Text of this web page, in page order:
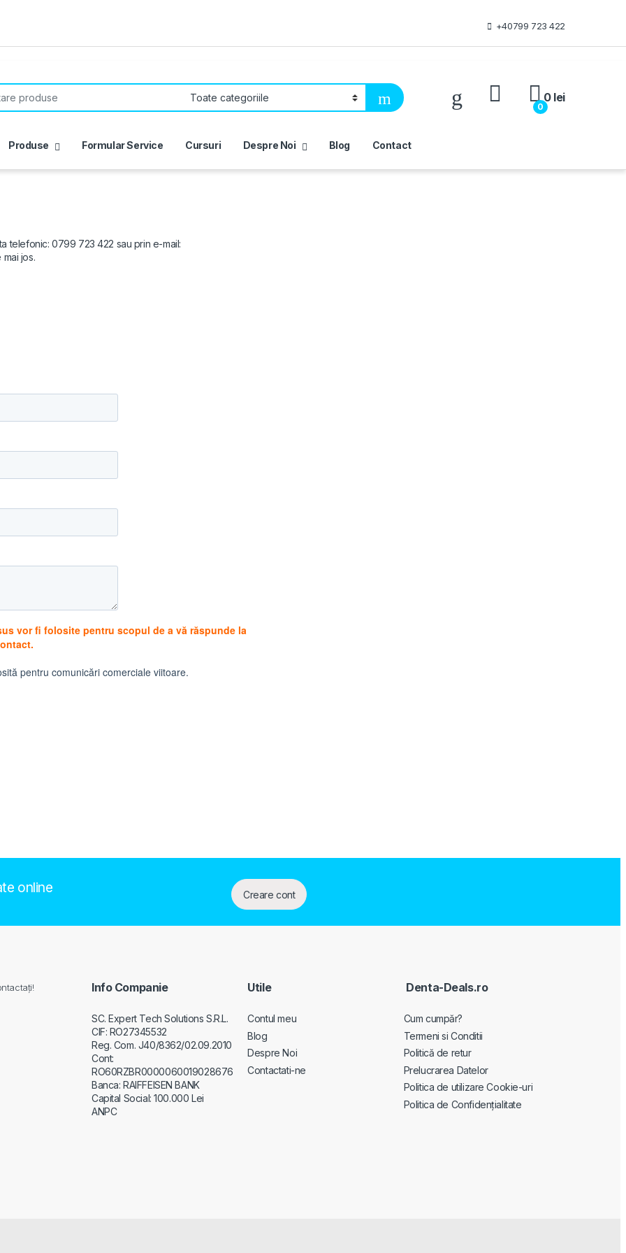
+40799 723 422
0
0 lei
Produse Formular Service Cursuri Despre Noi Blog Contact
telefonic:0799 723 422 sau prin e-mail:
jos.
online Creare cont
Info Companie
SC. Expert Tech Solutions S.R.L.
CIF: RO27345532
Reg. Com. J40/8362/02.09.2010
Cont:
RO60RZBR0000060019028676
Banca: RAIFFEISEN BANK
Capital Social: 100.000 Lei
ANPC
Utile
Contul meu
Blog
Despre Noi
Contactati-ne
Denta-Deals.ro
Cum cumpăr?
Termeni si Conditii
Politică de retur
Prelucrarea Datelor
Politica de utilizare Cookie-uri
Politica de Confidențialitate